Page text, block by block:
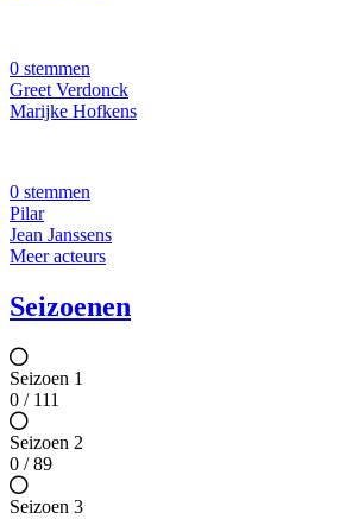
0 stemmen
Greet Verdonck
Marijke Hofkens
0 stemmen
Pilar
Jean Janssens
Meer acteurs
Seizoenen
Seizoen 1
0 / 111
Seizoen 2
0 / 89
Seizoen 3